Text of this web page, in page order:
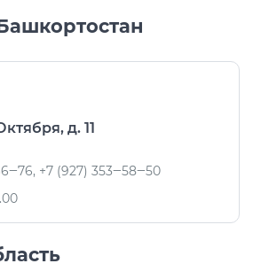
д. 11
+7 (927) 353‒58‒50